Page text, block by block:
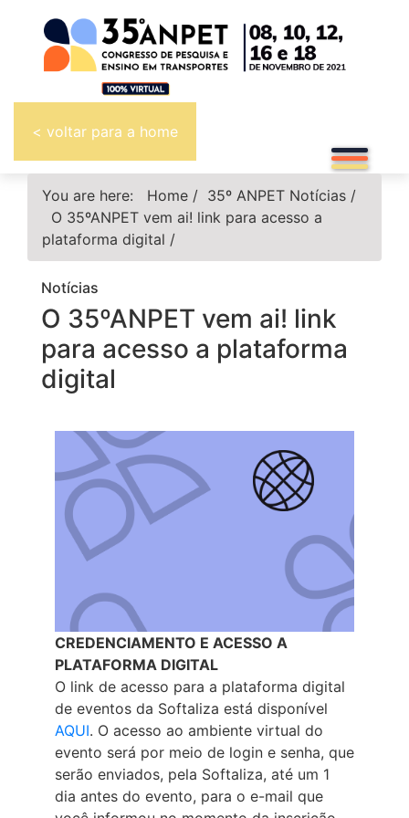
< voltar para a home
You are here: Home / 35º ANPET Notícias /
O 35ºANPET vem ai! link para acesso a
plataforma digital /
Notícias
O 35ºANPET vem ai! link
para acesso a plataforma
digital
CREDENCIAMENTO E ACESSO A
PLATAFORMA DIGITAL
O link de acesso para a plataforma digital
de eventos da Softaliza está disponível
AQUI. O acesso ao ambiente virtual do
evento será por meio de login e senha, que
serão enviados, pela Softaliza, até um 1
dia antes do evento, para o e-mail que